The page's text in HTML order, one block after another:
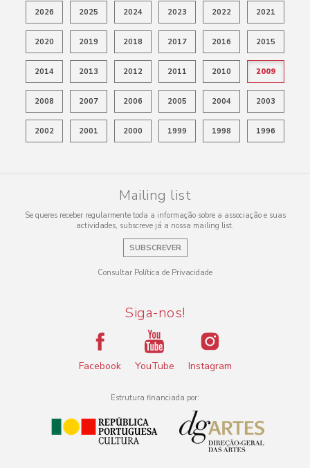
2026 2025 2024 2023 2022 2021
2020 2019 2018 2017 2016 2015
2014 2013 2012 2011 2010 2009
2008 2007 2006 2005 2004 2003
2002 2001 2000 1999 1998 1996
Mailing list
Se queres receber regularmente toda a informação sobre a associação e suas
actividades, subscreve já a nossa mailing list.
SUBSCREVER
Consultar Política de Privacidade
Siga-nos!
Facebook YouTube Instagram
Estrutura financiada por: